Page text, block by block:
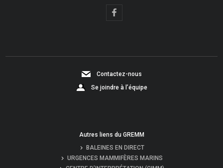
Contactez-nous
Se joindre à l’équipe
Autres liens du GREMM
BALEINES EN DIRECT
URGENCES MAMMIFÈRES MARINS